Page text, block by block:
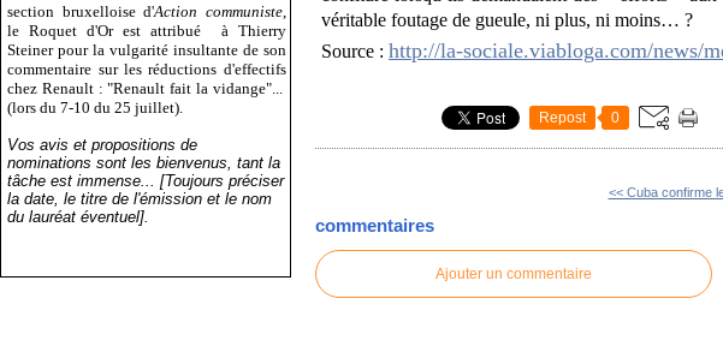
section bruxelloise d'Action communiste,
le Roquet d'Or est attribué
à Thierry
Steiner pour la vulgarité insultante de son
commentaire sur les réductions d'effectifs
chez Renault : "Renault fait la vidange"...
(lors du 7-10 du 25 juillet).
Vos avis et propositions de
nominations sont les bienvenus, tant la
tâche est immense... [Toujours préciser
la date, le titre de l'émission et le nom
du lauréat éventuel].
véritable foutage de gueule, ni plus, ni moins… ?
Source :http://la-sociale.viabloga.com/news/
Repost 0
<< Cuba confirme
commentaires
Ajouter un commentaire